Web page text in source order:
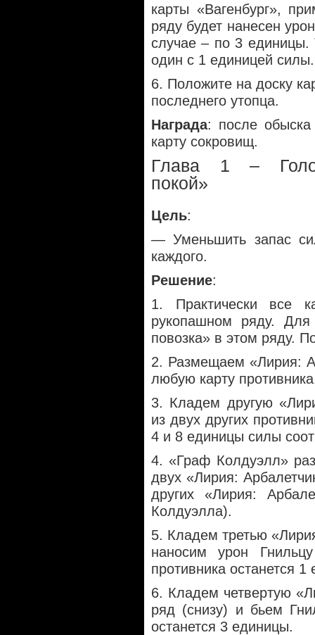
карты «Вагенбург»,
ряду будет нанесен
случае – по 3 единицы.
один с 1 единицей силы.
6. Положите на доску
последнего утопца.
Награда: после
карту сокровищ.
Глава 1 –
покой»
Цель:
— Уменьшить запас
каждого.
Решение:
1. Практически все
рукопашном ряду. Для
повозка» в этом ряду.
2. Размещаем «Лирия:
любую карту
3. Кладем другую
из двух других
4 и 8 единицы силы
4. «Граф Колдуэлл»
двух «Лирия:
других «Лирия:
Колдуэлла).
5. Кладем третью
наносим урон
противника останется
6. Кладем четвертую
ряд (снизу) и бьем
останется 3 единицы.